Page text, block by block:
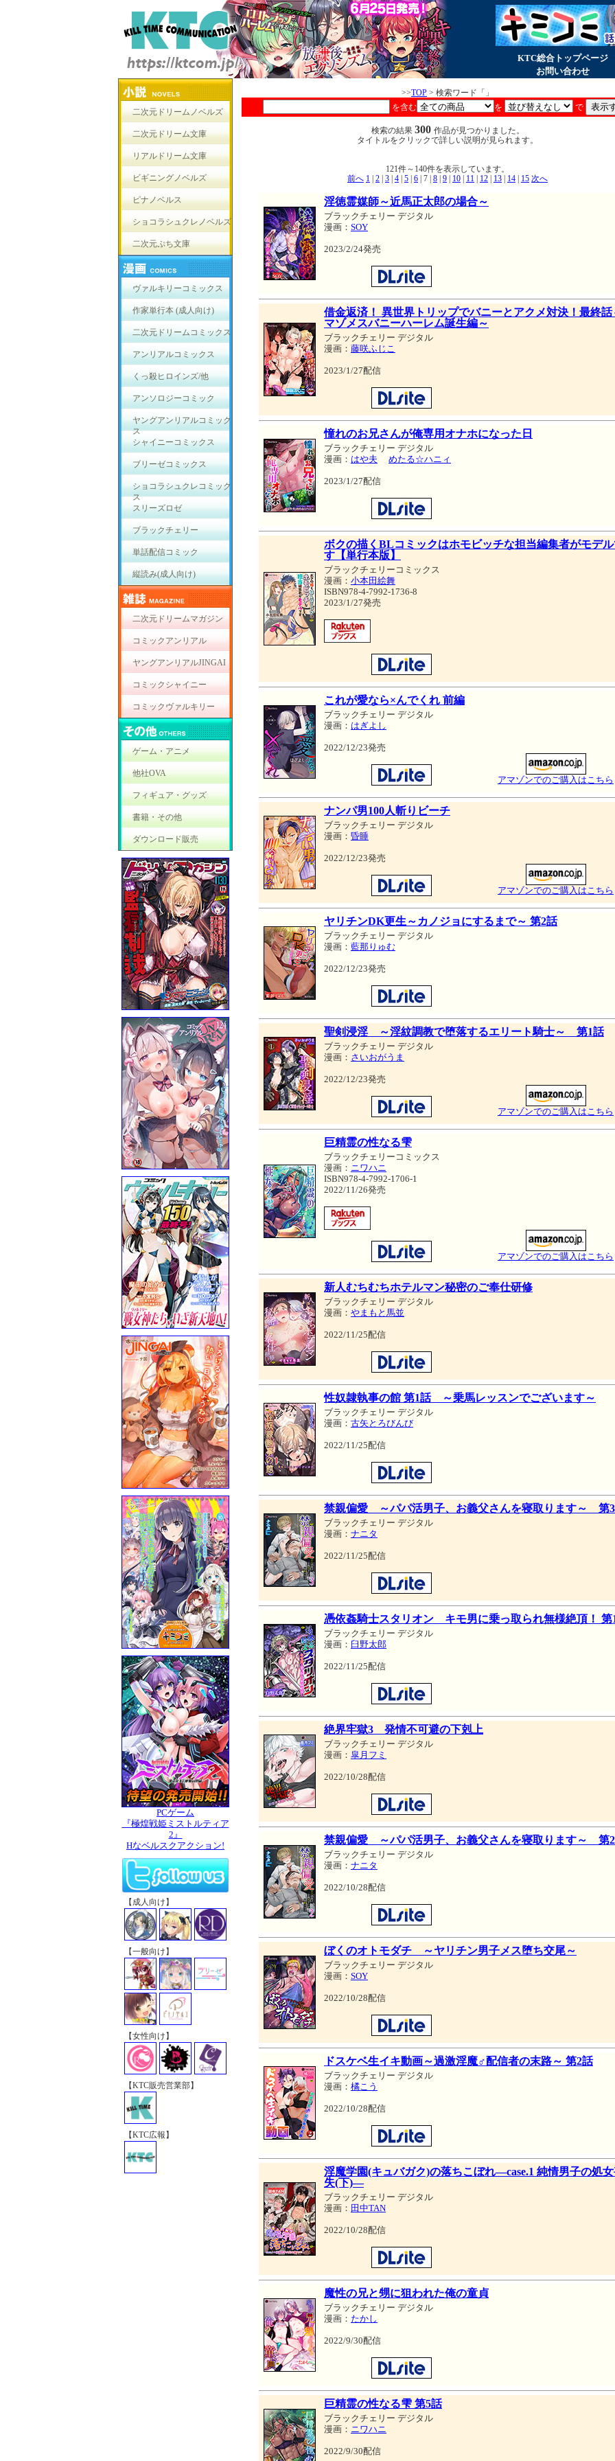
KTC総合トップページ
お問い合わせ
二次元ドリームノベルズ
二次元ドリーム文庫
リアルドリーム文庫
ビギニングノベルズ
ピナノベルス
ショコラシュクレノベルズ
二次元ぷち文庫
ヴァルキリーコミックス
作家単行本 (成人向け)
二次元ドリームコミックス
アンリアルコミックス
くっ殺ヒロインズ/他
アンソロジーコミック
ヤングアンリアルコミック
ス
シャイニーコミックス
ブリーゼコミックス
ショコラシュクレコミック
ス
スリーズロゼ
ブラックチェリー
単話配信コミック
縦読み(成人向け)
二次元ドリームマガジン
コミックアンリアル
ヤングアンリアルJINGAI
コミックシャイニー
コミックヴァルキリー
ゲーム・アニメ
他社OVA
フィギュア・グッズ
書籍・その他
ダウンロード販売
PCゲーム
『極煌戦姫ミストルティア
2』
Hなベルスクアクション!
【成人向け】
【一般向け】
【女性向け】
【KTC販売営業部】
【KTC広報】
>>TOP > 検索ワード「 」
を含む
を で
検索の結果 300 作品が見つかりました。
タイトルをクリックで詳しい説明が見られます。
121件～140件を表示しています。
前へ 1 2 3 4 5 6 | 7 | 8 9 10 11 12 13 14 15 次へ
淫徳霊媒師～近馬正太郎の場合～
ブラックチェリー デジタル
漫画： SOY
2023/2/24発売
借金返済！ 異世界トリップでバニーとアクメ対決！最終話
マゾメスバニーハーレム誕生編～
ブラックチェリー デジタル
漫画： 藤咲ふじこ
2023/1/27配信
憧れのお兄さんが俺専用オナホになった日
ブラックチェリー デジタル
漫画： はや夫 めたる☆ハニィ
2023/1/27配信
ボクの描くBLコミックはホモビッチな担当編集者がモデ
す【単行本版】
ブラックチェリーコミックス
漫画： 小本田絵舞
ISBN978-4-7992-1736-8
2023/1/27発売
これが愛なら×んでくれ 前編
ブラックチェリー デジタル
漫画： はぎよし
2022/12/23発売
アマゾンでのご購入はこちら
ナンパ男100人斬りビーチ
ブラックチェリー デジタル
漫画： 昏睡
2022/12/23発売
アマゾンでのご購入はこちら
ヤリチンDK更生～カノジョにするまで～ 第2話
ブラックチェリー デジタル
漫画： 藍那りゅむ
2022/12/23発売
聖剣浸淫 ～淫紋調教で堕落するエリート騎士～ 第1話
ブラックチェリー デジタル
漫画： さいおがうま
2022/12/23発売
アマゾンでのご購入はこちら
巨精霊の性なる雫
ブラックチェリーコミックス
漫画： ニワハニ
ISBN978-4-7992-1706-1
2022/11/26発売
アマゾンでのご購入はこちら
新人むちむちホテルマン秘密のご奉仕研修
ブラックチェリー デジタル
漫画： やまもと馬並
2022/11/25配信
性奴隷執事の館 第1話 ～乗馬レッスンでございます～
ブラックチェリー デジタル
漫画： 古矢とろびんび
2022/11/25配信
禁親偏愛 ～パパ活男子、お義父さんを寝取ります～ 第
ブラックチェリー デジタル
漫画： ナニタ
2022/11/25配信
憑依姦騎士スタリオン キモ男に乗っ取られ無様絶頂！ 第
ブラックチェリー デジタル
漫画： 臼野太郎
2022/11/25配信
絶界牢獄3 発情不可避の下剋上
ブラックチェリー デジタル
漫画： 皐月フミ
2022/10/28配信
禁親偏愛 ～パパ活男子、お義父さんを寝取ります～ 第
ブラックチェリー デジタル
漫画： ナニタ
2022/10/28配信
ぼくのオトモダチ ～ヤリチン男子メス堕ち交尾～
ブラックチェリー デジタル
漫画： SOY
2022/10/28配信
ドスケベ生イキ動画～過激淫魔♂配信者の末路～ 第2話
ブラックチェリー デジタル
漫画： 橘こう
2022/10/28配信
淫魔学園(キュバガク)の落ちこぼれ―case.1 純情男子の処
失(下)―
ブラックチェリー デジタル
漫画： 田中TAN
2022/10/28配信
魔性の兄と甥に狙われた俺の童貞
ブラックチェリー デジタル
漫画： たかし
2022/9/30配信
巨精霊の性なる雫 第5話
ブラックチェリー デジタル
漫画： ニワハニ
2022/9/30配信